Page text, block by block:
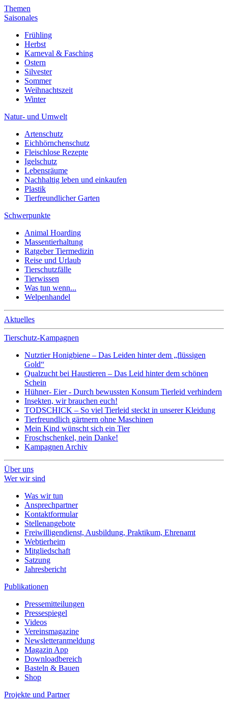
Themen
Saisonales
Frühling
Herbst
Karneval & Fasching
Ostern
Silvester
Sommer
Weihnachtszeit
Winter
Natur- und Umwelt
Artenschutz
Eichhörnchenschutz
Fleischlose Rezepte
Igelschutz
Lebensräume
Nachhaltig leben und einkaufen
Plastik
Tierfreundlicher Garten
Schwerpunkte
Animal Hoarding
Massentierhaltung
Ratgeber Tiermedizin
Reise und Urlaub
Tierschutzfälle
Tierwissen
Was tun wenn...
Welpenhandel
Aktuelles
Tierschutz-Kampagnen
Nutztier Honigbiene – Das Leiden hinter dem „flüssigen
Gold“
Qualzucht bei Haustieren – Das Leid hinter dem schönen
Schein
Hühner- Eier - Durch bewussten Konsum Tierleid verhindern
Insekten, wir brauchen euch!
TODSCHICK – So viel Tierleid steckt in unserer Kleidung
Tierfreundlich gärtnern ohne Maschinen
Mein Kind wünscht sich ein Tier
Froschschenkel, nein Danke!
Kampagnen Archiv
Über uns
Wer wir sind
Was wir tun
Ansprechpartner
Kontaktformular
Stellenangebote
Freiwilligendienst, Ausbildung, Praktikum, Ehrenamt
Webtierheim
Mitgliedschaft
Satzung
Jahresbericht
Publikationen
Pressemitteilungen
Pressespiegel
Videos
Vereinsmagazine
Newsletteranmeldung
Magazin App
Downloadbereich
Basteln & Bauen
Shop
Projekte und Partner